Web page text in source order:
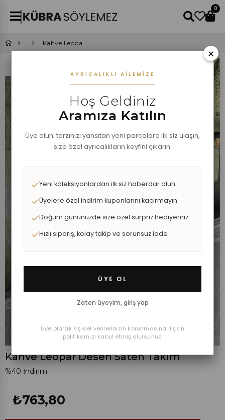
0
Kahve Leopar Desen Saten Takım
Kahve Leopar Desen Saten Takım
%40 İndirim
₺763,80
×
AYRICALIKLI AILEMIZE
Hoş Geldiniz
Aramıza Katılın
Üye olun; tarzınızı yansıtan yeni parçalara ilk siz ulaşın,
size özel ayrıcalıkların keyfini çıkarın.
Yeni koleksiyonlardan ilk siz haberdar olun
Üyelere özel indirim kuponlarını kaçırmayın
Doğum gününüzde size özel sürpriz hediyemiz
Hızlı sipariş, kolay takip ve sorunsuz iade
ÜYE OL
Zaten üyeyim, giriş yap
Üye olarak kişisel verilerinizin korunmasına ilişkin
politikamızı kabul etmiş olursunuz.